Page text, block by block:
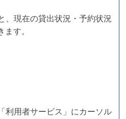
、現在の貸出状況・予約状況
す。
利用者サービス」にカーソル